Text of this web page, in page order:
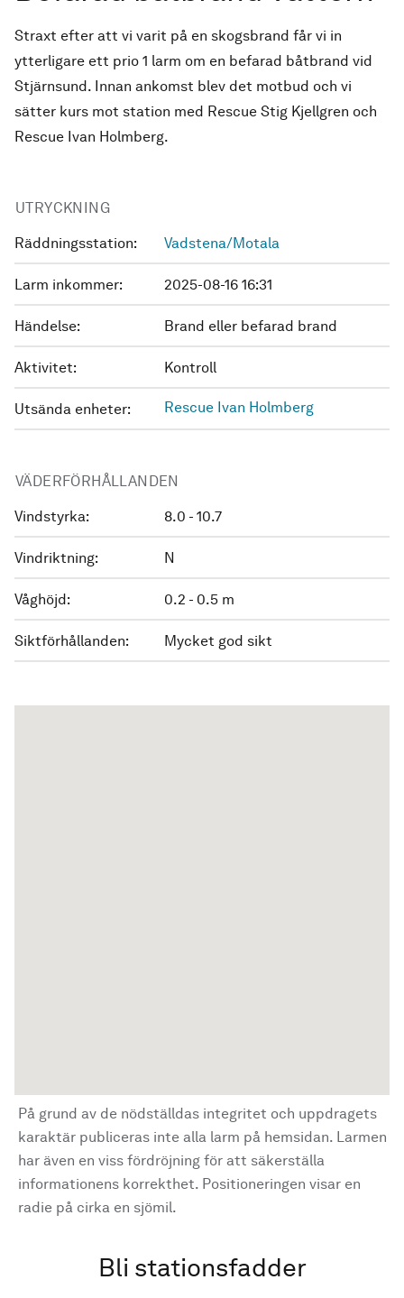
Straxt efter att vi varit på en skogsbrand får vi in
ytterligare ett prio 1 larm om en befarad båtbrand vid
Stjärnsund. Innan ankomst blev det motbud och vi
sätter kurs mot station med Rescue Stig Kjellgren och
Rescue Ivan Holmberg.
UTRYCKNING
Räddningsstation: Vadstena/Motala
Larm inkommer: 2025-08-16 16:31
Händelse: Brand eller befarad brand
Aktivitet: Kontroll
Utsända enheter: Rescue Ivan Holmberg
VÄDERFÖRHÅLLANDEN
Vindstyrka: 8.0 - 10.7
Vindriktning: N
Våghöjd: 0.2 - 0.5 m
Siktförhållanden: Mycket god sikt
På grund av de nödställdas integritet och uppdragets
karaktär publiceras inte alla larm på hemsidan. Larmen
har även en viss fördröjning för att säkerställa
informationens korrekthet. Positioneringen visar en
radie på cirka en sjömil.
Bli stationsfadder